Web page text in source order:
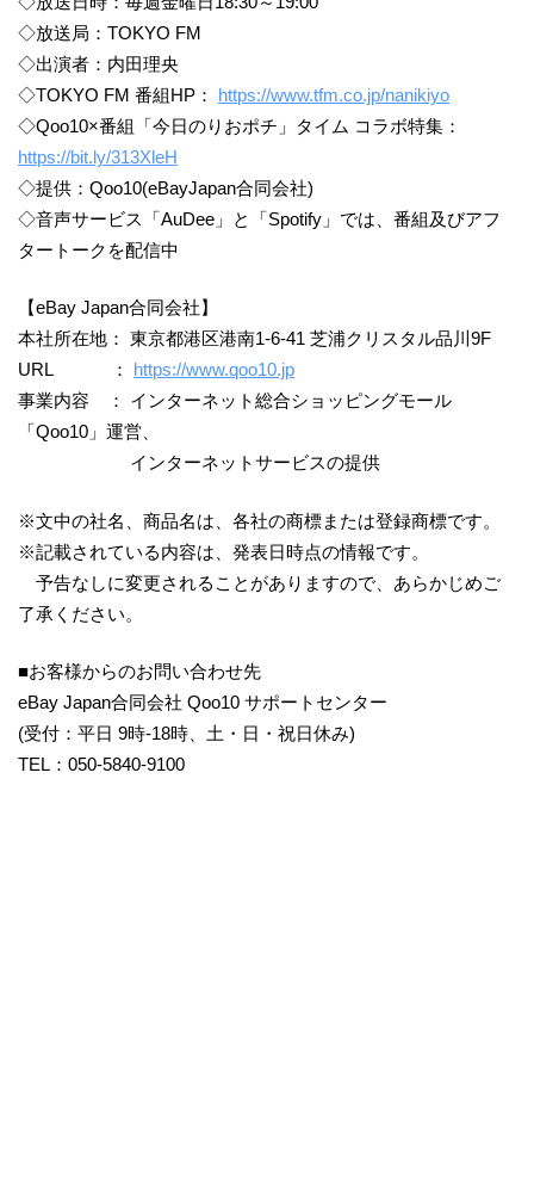
◇放送局：TOKYO FM
◇出演者：内田理央
◇TOKYO FM 番組HP： https://www.tfm.co.jp/nanikiyo
◇Qoo10×番組「今日のりおポチ」タイム コラボ特集：
https://bit.ly/313XleH
◇提供：Qoo10(eBayJapan合同会社)
◇音声サービス「AuDee」と「Spotify」では、番組及びアフ
タートークを配信中
【eBay Japan合同会社】
本社所在地： 東京都港区港南1-6-41 芝浦クリスタル品川9F
URL ： https://www.qoo10.jp
事業内容 ： インターネット総合ショッピングモール
「Qoo10」運営、
インターネットサービスの提供
※文中の社名、商品名は、各社の商標または登録商標です。
※記載されている内容は、発表日時点の情報です。
予告なしに変更されることがありますので、あらかじめご
了承ください。
■お客様からのお問い合わせ先
eBay Japan合同会社 Qoo10 サポートセンター
(受付：平日 9時-18時、土・日・祝日休み)
TEL：050-5840-9100